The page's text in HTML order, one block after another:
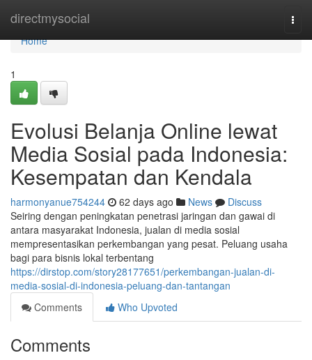
directmysocial
Home
Home
1
Evolusi Belanja Online lewat
Media Sosial pada Indonesia:
Kesempatan dan Kendala
harmonyanue754244 62 days ago News
Discuss
Seiring dengan peningkatan penetrasi jaringan dan gawai di
antara masyarakat Indonesia, jualan di media sosial
mempresentasikan perkembangan yang pesat. Peluang usaha
bagi para bisnis lokal terbentang
https://dirstop.com/story28177651/perkembangan-jualan-di-
media-sosial-di-indonesia-peluang-dan-tantangan
Comments
Who Upvoted
Comments